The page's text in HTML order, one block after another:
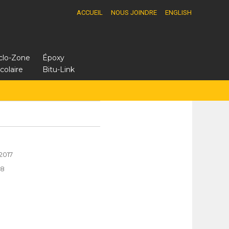
ACCUEIL NOUS JOINDRE ENGLISH
Zone
Époxy
Bitu-Link